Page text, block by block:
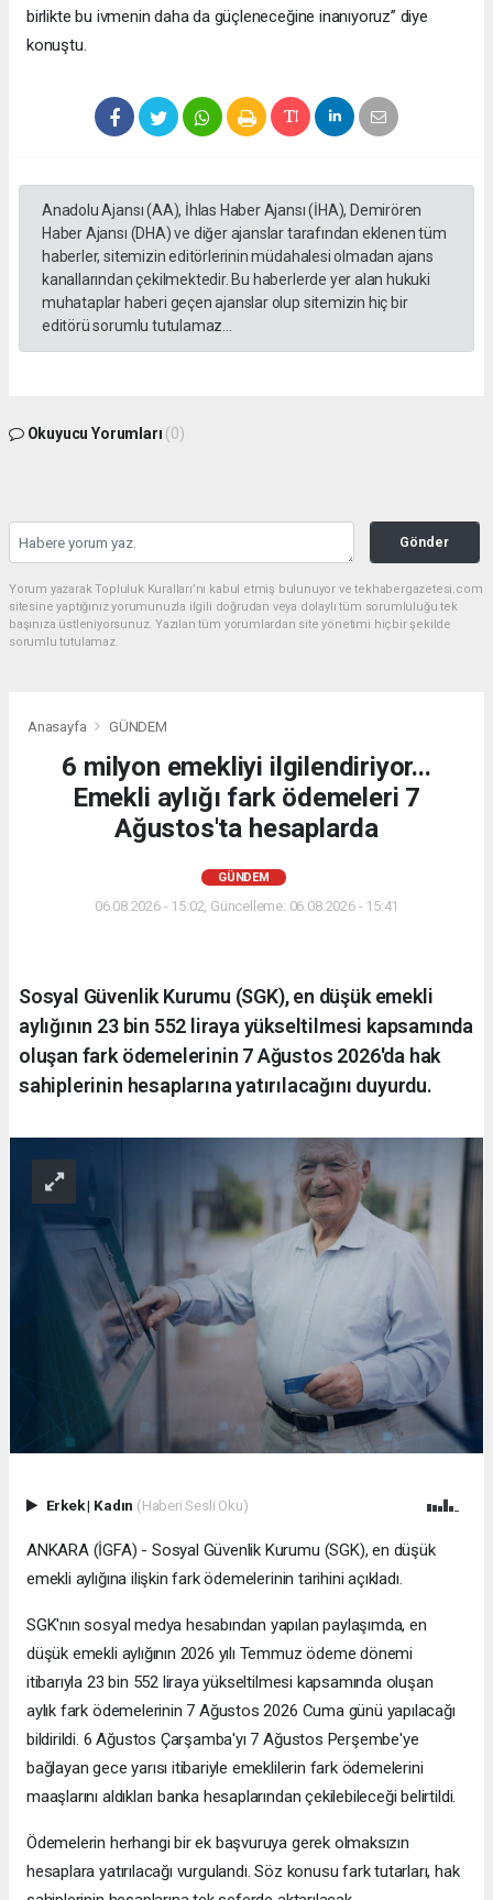
birlikte bu ivmenin daha da güçleneceğine inanıyoruz” diye
konuştu.
Anadolu Ajansı (AA), İhlas Haber Ajansı (İHA), Demirören
Haber Ajansı (DHA) ve diğer ajanslar tarafından eklenen tüm
haberler, sitemizin editörlerinin müdahalesi olmadan ajans
kanallarından çekilmektedir. Bu haberlerde yer alan hukuki
muhataplar haberi geçen ajanslar olup sitemizin hiç bir
editörü sorumlu tutulamaz...
Okuyucu Yorumları (0)
Gönder
Yorum yazarak Topluluk Kuralları’nı kabul etmiş bulunuyor ve tekhabergazetesi.com
sitesine yaptığınız yorumunuzla ilgili doğrudan veya dolaylı tüm sorumluluğu tek
başınıza üstleniyorsunuz. Yazılan tüm yorumlardan site yönetimi hiçbir şekilde
sorumlu tutulamaz.
Anasayfa GÜNDEM
6 milyon emekliyi ilgilendiriyor...
Emekli aylığı fark ödemeleri 7
Ağustos'ta hesaplarda
GÜNDEM
06.08.2026 - 15:02, Güncelleme: 06.08.2026 - 15:41
Sosyal Güvenlik Kurumu (SGK), en düşük emekli
aylığının 23 bin 552 liraya yükseltilmesi kapsamında
oluşan fark ödemelerinin 7 Ağustos 2026'da hak
sahiplerinin hesaplarına yatırılacağını duyurdu.
Erkek| Kadın (Haberi Sesli Oku)
ANKARA (İGFA) - Sosyal Güvenlik Kurumu (SGK), en düşük
emekli aylığına ilişkin fark ödemelerinin tarihini açıkladı.
SGK'nın sosyal medya hesabından yapılan paylaşımda, en
düşük emekli aylığının 2026 yılı Temmuz ödeme dönemi
itibarıyla 23 bin 552 liraya yükseltilmesi kapsamında oluşan
aylık fark ödemelerinin 7 Ağustos 2026 Cuma günü yapılacağı
bildirildi. 6 Ağustos Çarşamba'yı 7 Ağustos Perşembe'ye
bağlayan gece yarısı itibariyle emeklilerin fark ödemelerini
maaşlarını aldıkları banka hesaplarından çekilebileceği belirtildi.
Ödemelerin herhangi bir ek başvuruya gerek olmaksızın
hesaplara yatırılacağı vurgulandı. Söz konusu fark tutarları, hak